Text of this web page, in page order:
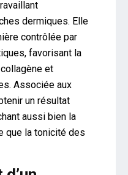
dermiques. Elle
contrôlée par
favorisant la
et
Associée aux
un résultat
aussi bien la
que la tonicité des